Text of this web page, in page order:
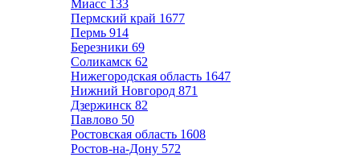
Миасс 133
Пермский край 1677
Пермь 914
Березники 69
Соликамск 62
Нижегородская область 1647
Нижний Новгород 871
Дзержинск 82
Павлово 50
Ростовская область 1608
Ростов-на-Дону 572